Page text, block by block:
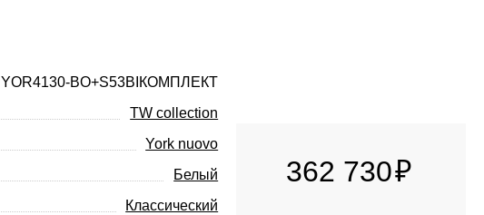
YOR4130-BO+S53BIКОМПЛЕКТ
TW collection
York nuovo
Белый
Классический
362 730